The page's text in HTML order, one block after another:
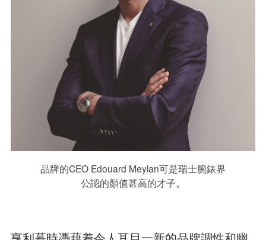
品牌的CEO Edouard Meylan可是瑞士腕錶界
公認的顏值甚高的才子。